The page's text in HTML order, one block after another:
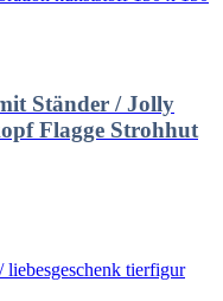
Ständer / Jolly
Flagge Strohhut